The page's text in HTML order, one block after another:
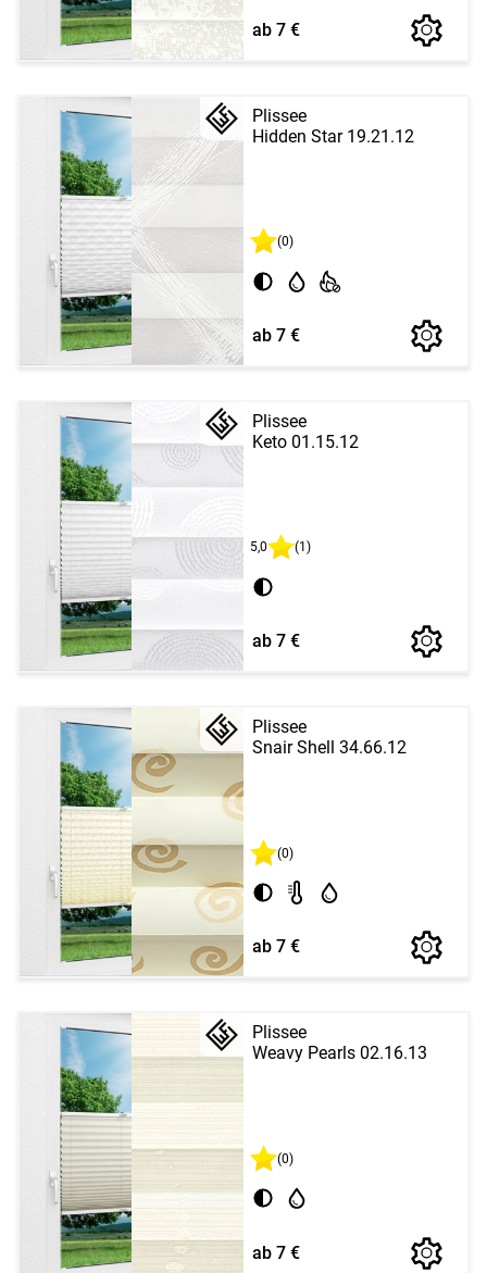
ab 7 €
Plissee
Hidden Star 19.21.12
(0)
ab 7 €
Plissee
Keto 01.15.12
5,0 (1)
ab 7 €
Plissee
Snair Shell 34.66.12
(0)
ab 7 €
Plissee
Weavy Pearls 02.16.13
(0)
ab 7 €